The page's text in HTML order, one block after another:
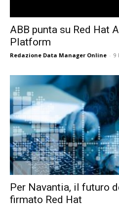
ABB punta su Red Hat
Platform
Redazione Data Manager Online - 9
Per Navantia, il futuro
firmato Red Hat